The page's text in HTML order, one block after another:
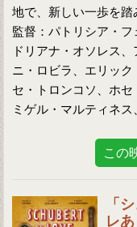
地で、新しい一歩を踏
監督：パトリシア・
ドリアナ・オソレス
ニ・ロビラ、エリッ
セ・トロンコソ、ホセ
ミゲル・マルティネ
この
「
レ